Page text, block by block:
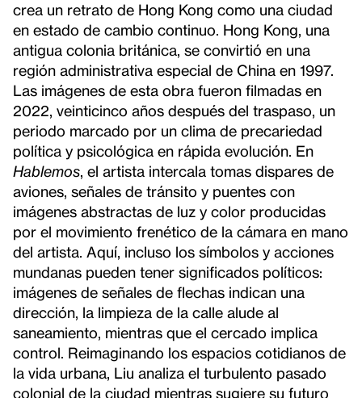
crea un retrato de Hong Kong como una ciudad
en estado de cambio continuo. Hong Kong, una
antigua colonia británica, se convirtió en una
región administrativa especial de China en 1997.
Las imágenes de esta obra fueron filmadas en
2022, veinticinco años después del traspaso, un
periodo marcado por un clima de precariedad
política y psicológica en rápida evolución. En
Hablemos , el artista intercala tomas dispares de
aviones, señales de tránsito y puentes con
imágenes abstractas de luz y color producidas
por el movimiento frenético de la cámara en mano
del artista. Aquí, incluso los símbolos y acciones
mundanas pueden tener significados políticos:
imágenes de señales de flechas indican una
dirección, la limpieza de la calle alude al
saneamiento, mientras que el cercado implica
control. Reimaginando los espacios cotidianos de
la vida urbana, Liu analiza el turbulento pasado
colonial de la ciudad mientras sugiere su futuro